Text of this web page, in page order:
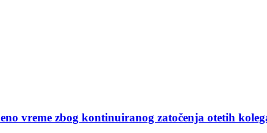
vreme zbog kontinuiranog zatočenja otetih